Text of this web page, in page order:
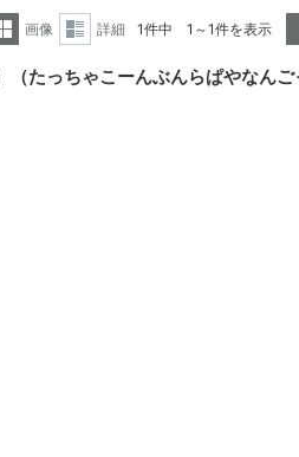
画像
表示
詳細 1件中 1～1件を表示
たっちゃこーんぶんらぱやなん